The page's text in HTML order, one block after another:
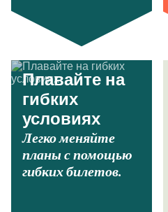
Плавайте на
гибких
условиях
Легко меняйте
планы с помощью
гибких билетов.